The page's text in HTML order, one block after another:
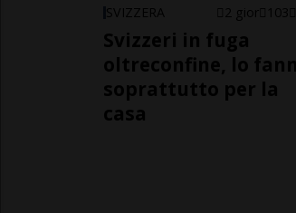
SVIZZERA 2 gior 103
Svizzeri in fuga
oltreconfine, lo
soprattutto per la
casa